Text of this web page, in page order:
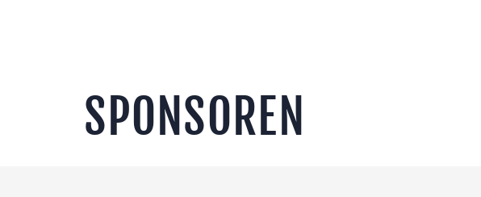
SPONSOREN